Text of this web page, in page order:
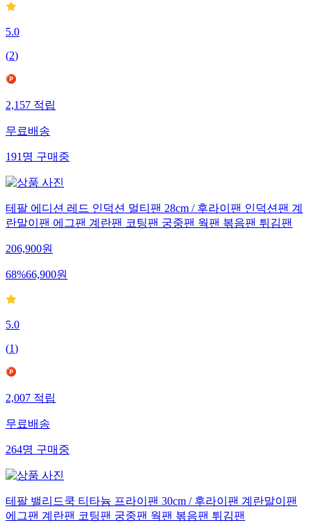
5.0
(2)
2,157적립
무료배송
191명구매중
테팔 에디션 레드 인덕션 멀티팬 28cm / 후라이팬 인덕션팬 계
란말이팬 에그팬 계란팬 코팅팬 궁중팬 웍팬 볶음팬 튀김팬
206,900원
68%66,900원
5.0
(1)
2,007적립
무료배송
264명구매중
테팔 밸리드쿡 티타늄 프라이팬 30cm / 후라이팬 계란말이팬
에그팬 계란팬 코팅팬 궁중팬 웍팬 볶음팬 튀김팬